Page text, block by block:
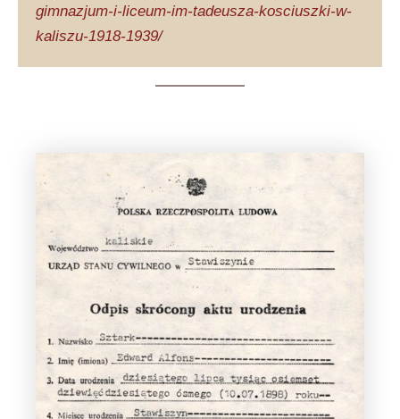
gimnazjum-i-liceum-im-tadeusza-kosciuszki-w-
kaliszu-1918-1939/